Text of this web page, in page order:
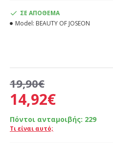
14,92€
19,90€
Πόντοι ανταμοιβής: 229
Τι είναι αυτό;
ΣΕ ΑΠΌΘΕΜΑ
Model: BEAUTY OF JOSEON